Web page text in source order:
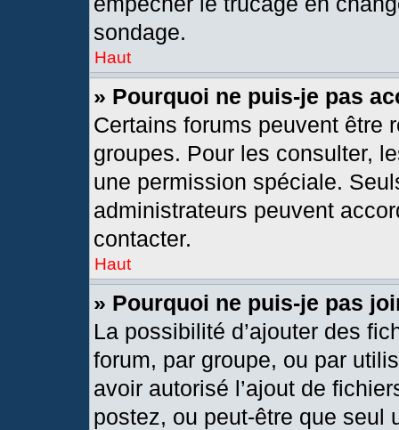
sondage.
Haut
» Pourquoi ne puis-je pas
Certains forums peuvent être
groupes. Pour les consulter,
une permission spéciale.
administrateurs peuvent
contacter.
Haut
» Pourquoi ne puis-je pas
La possibilité d’ajouter des
forum, par groupe, ou par
avoir autorisé l’ajout de
postez, ou peut-être que seul